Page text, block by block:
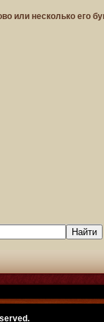
или несколько его